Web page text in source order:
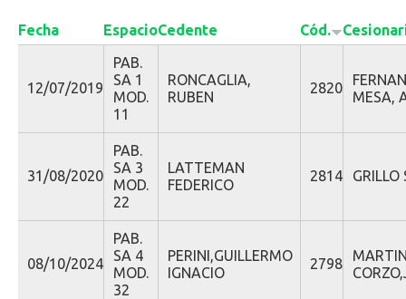
Fecha EspacioCedente Cód.
12/07/2019
PAB.
SA 1
MOD.
11
RONCAGLIA,
RUBEN
2820
MESA,
31/08/2020
PAB.
SA 3
MOD.
22
LATTEMAN
FEDERICO
2814 GRILLO
08/10/2024
PAB.
SA 4
MOD.
32
PERINI,GUILLERMO
IGNACIO
2798